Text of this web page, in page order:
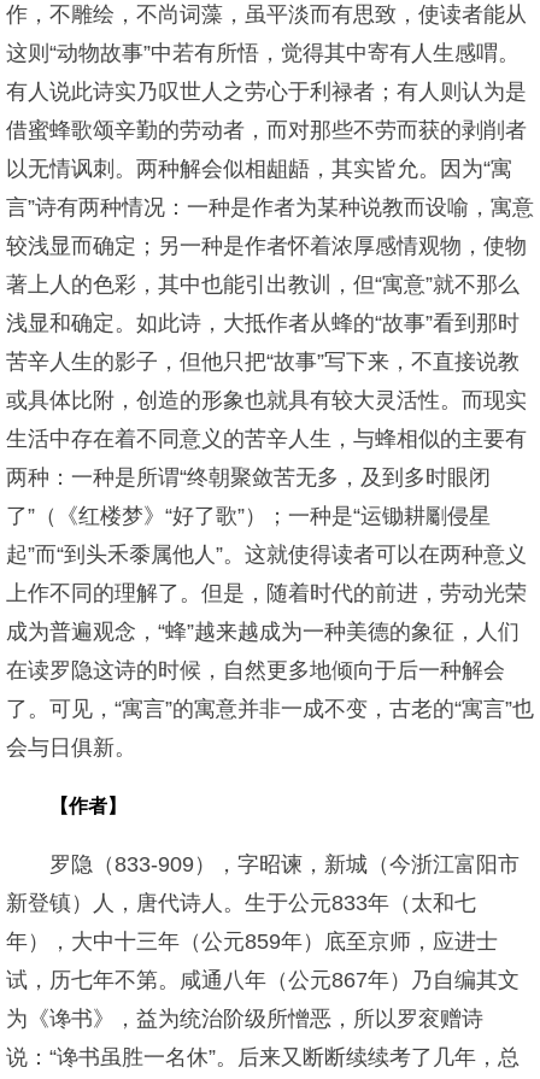
作，不雕绘，不尚词藻，虽平淡而有思致，使读者能从
这则“动物故事”中若有所悟，觉得其中寄有人生感喟。
有人说此诗实乃叹世人之劳心于利禄者；有人则认为是
借蜜蜂歌颂辛勤的劳动者，而对那些不劳而获的剥削者
以无情讽刺。两种解会似相龃龉，其实皆允。因为“寓
言”诗有两种情况：一种是作者为某种说教而设喻，寓意
较浅显而确定；另一种是作者怀着浓厚感情观物，使物
著上人的色彩，其中也能引出教训，但“寓意”就不那么
浅显和确定。如此诗，大抵作者从蜂的“故事”看到那时
苦辛人生的影子，但他只把“故事”写下来，不直接说教
或具体比附，创造的形象也就具有较大灵活性。而现实
生活中存在着不同意义的苦辛人生，与蜂相似的主要有
两种：一种是所谓“终朝聚敛苦无多，及到多时眼闭
了”（《红楼梦》“好了歌”）；一种是“运锄耕劚侵星
起”而“到头禾黍属他人”。这就使得读者可以在两种意义
上作不同的理解了。但是，随着时代的前进，劳动光荣
成为普遍观念，“蜂”越来越成为一种美德的象征，人们
在读罗隐这诗的时候，自然更多地倾向于后一种解会
了。可见，“寓言”的寓意并非一成不变，古老的“寓言”也
会与日俱新。
【作者】
罗隐（833-909），字昭谏，新城（今浙江富阳市
新登镇）人，唐代诗人。生于公元833年（太和七
年），大中十三年（公元859年）底至京师，应进士
试，历七年不第。咸通八年（公元867年）乃自编其文
为《谗书》，益为统治阶级所憎恶，所以罗衮赠诗
说：“谗书虽胜一名休”。后来又断断续续考了几年，总